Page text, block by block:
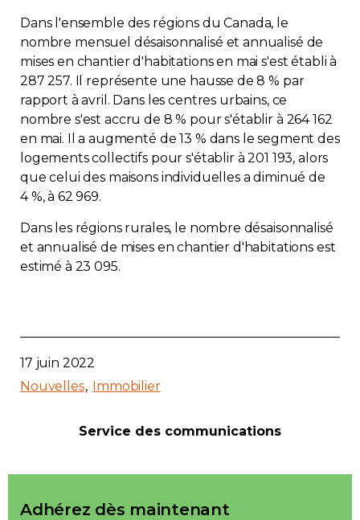
Dans l'ensemble des régions du Canada, le
nombre mensuel désaisonnalisé et annualisé de
mises en chantier d'habitations en mai s'est établi à
287 257. Il représente une hausse de 8 % par
rapport à avril. Dans les centres urbains, ce
nombre s'est accru de 8 % pour s'établir à 264 162
en mai. Il a augmenté de 13 % dans le segment des
logements collectifs pour s'établir à 201 193, alors
que celui des maisons individuelles a diminué de
4 %, à 62 969.
Dans les régions rurales, le nombre désaisonnalisé
et annualisé de mises en chantier d'habitations est
estimé à 23 095.
17 juin 2022
Nouvelles Immobilier
Service des communications
Adhérez dès maintenant